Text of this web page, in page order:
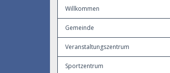
Willkommen
Gemeinde
Veranstaltungszentrum
Sportzentrum